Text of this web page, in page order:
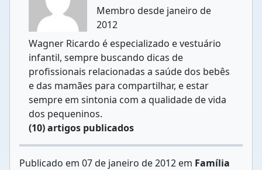
Membro desde janeiro de
2012
Wagner Ricardo é especializado e vestuário
infantil, sempre buscando dicas de
profissionais relacionadas a saúde dos bebês
e das mamães para compartilhar, e estar
sempre em sintonia com a qualidade de vida
dos pequeninos.
(10) artigos publicados
Publicado em 07 de janeiro de 2012 em Família